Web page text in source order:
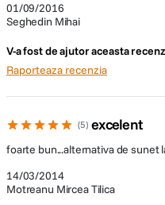
01/09/2016
Seghedin Mihai
V-a fost de ajutor aceasta
Raporteaza recenzia
5 excelent
14/03/2014
Motreanu Mircea Tilica
foarte bun...alternativa de sunet